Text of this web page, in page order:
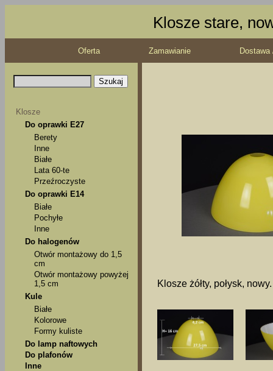
Klosze stare,
Oferta Zamawianie
Klosze
Do oprawki E27
Berety
Inne
Białe
Lata 60-te
Przeźroczyste
Do oprawki E14
Białe
Pochyłe
Inne
Do halogenów
Otwór montażowy do 1,5
cm
Otwór montażowy powyżej
1,5 cm
Kule
Białe
Kolorowe
Formy kuliste
Do lamp naftowych
Do plafonów
Inne
Klosze żółty, połysk, nowy.